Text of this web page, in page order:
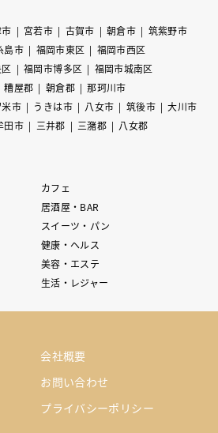
宮若市 古賀市 朝倉市
筑紫野市
島市 福岡市東区
福岡市西区
福岡市博多区
福岡市城南区
糟屋郡 朝倉郡
那珂川市
市 うきは市 八女市 筑後市
大川市
田市 三井郡 三潴郡 八女郡
カフェ
居酒屋・BAR
スイーツ・パン
健康・ヘルス
美容・エステ
生活・レジャー
会社概要
お問い合わせ
プライバシーポリシー